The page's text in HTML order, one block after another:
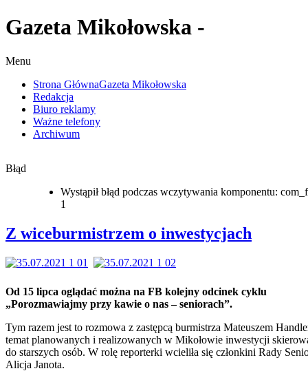
Gazeta Mikołowska -
Menu
Strona GłównaGazeta Mikołowska
Redakcja
Biuro reklamy
Ważne telefony
Archiwum
Błąd
Wystąpił błąd podczas wczytywania komponentu:
1
Z wiceburmistrzem o inwestycjach
Od 15 lipca oglądać można na FB kolejny odcinek cyklu
„Porozmawiajmy przy kawie o nas – seniorach”.
Tym razem jest to rozmowa z zastępcą burmistrza Mateuszem
temat planowanych i realizowanych w Mikołowie inwestycji
do starszych osób. W rolę reporterki wcieliła się członkini Rady
Alicja Janota.